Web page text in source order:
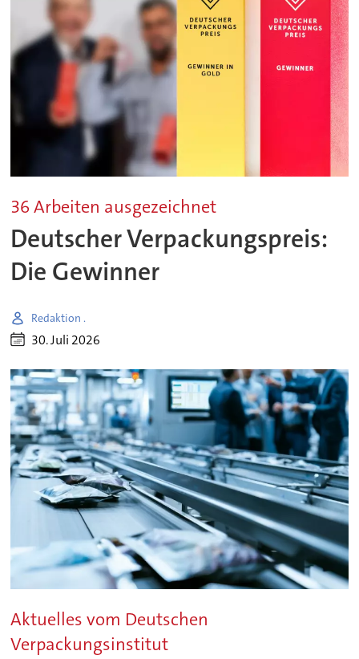
36 Arbeiten ausgezeichnet
Deutscher Verpackungspreis:
Die Gewinner
Redaktion .
30. Juli 2026
Aktuelles vom Deutschen
Verpackungsinstitut